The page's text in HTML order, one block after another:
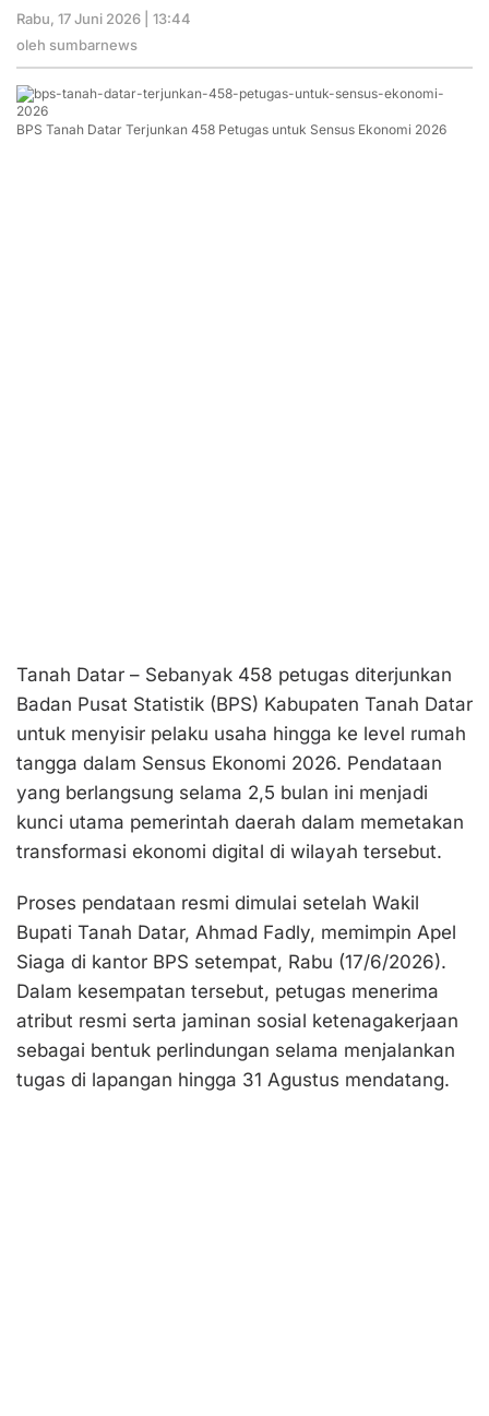
Rabu, 17 Juni 2026 | 13:44
oleh sumbarnews
BPS Tanah Datar Terjunkan 458 Petugas untuk Sensus Ekonomi 2026
Tanah Datar – Sebanyak 458 petugas diterjunkan
Badan Pusat Statistik (BPS) Kabupaten Tanah Datar
untuk menyisir pelaku usaha hingga ke level rumah
tangga dalam Sensus Ekonomi 2026. Pendataan
yang berlangsung selama 2,5 bulan ini menjadi
kunci utama pemerintah daerah dalam memetakan
transformasi ekonomi digital di wilayah tersebut.
Proses pendataan resmi dimulai setelah Wakil
Bupati Tanah Datar, Ahmad Fadly, memimpin Apel
Siaga di kantor BPS setempat, Rabu (17/6/2026).
Dalam kesempatan tersebut, petugas menerima
atribut resmi serta jaminan sosial ketenagakerjaan
sebagai bentuk perlindungan selama menjalankan
tugas di lapangan hingga 31 Agustus mendatang.